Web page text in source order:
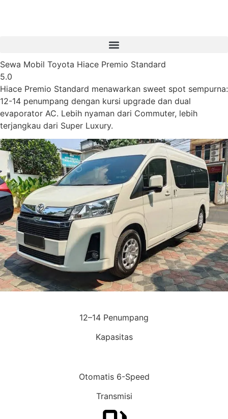
Sewa Mobil Toyota Hiace Premio Standard
5.0
Hiace Premio Standard menawarkan sweet spot sempurna:
12-14 penumpang dengan kursi upgrade dan dual
evaporator AC. Lebih nyaman dari Commuter, lebih
terjangkau dari Super Luxury.
12–14 Penumpang
Kapasitas
Otomatis 6-Speed
Transmisi